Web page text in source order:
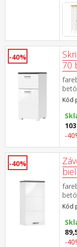
-40%
70
Kód
-
-40%
Kód
-